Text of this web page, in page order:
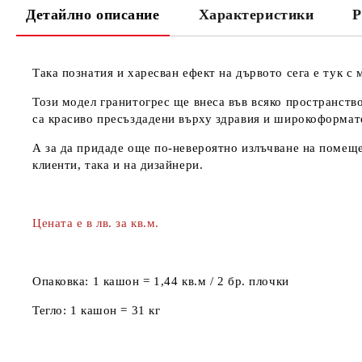
Детайлно описание Характеристики
Така познатия и харесван ефект на дървото сега е тук с
Този модел гранитогрес ще внеса във всяко
са красиво пресъздадени върху здравия и
А за да придаде още по-невероятно излъчване на
клиенти, така и на дизайнери.
Цената е в лв. за кв.м.
Опаковка: 1 кашон = 1,44 кв.м / 2 бр. плочки
Тегло: 1 кашон = 31 кг